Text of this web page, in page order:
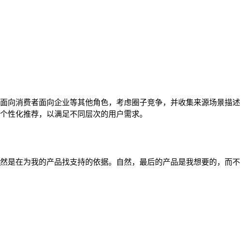
向消费者面向企业等其他角色，考虑圈子竞争，并收集来源场景描述
性化推荐，以满足不同层次的用户需求。
是在为我的产品找支持的依据。自然，最后的产品是我想要的，而不